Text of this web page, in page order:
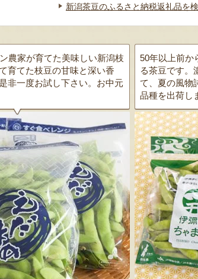
新潟茶豆のふるさと納税返礼品を
農家が育てた美味しい新潟枝
育てた枝豆の甘味と深い香
非一度お試し下さい。お中元
50年以上前か
る茶豆です。
て、夏の風物
品種を出荷し
』 『野崎農園』